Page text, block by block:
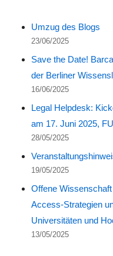
Umzug des Blogs
23/06/2025
Save the Date!
der Berliner
16/06/2025
Legal Helpdesk:
am 17. Juni 2025,
28/05/2025
19/05/2025
Offene
Access-Strategien
Universitäten und
13/05/2025